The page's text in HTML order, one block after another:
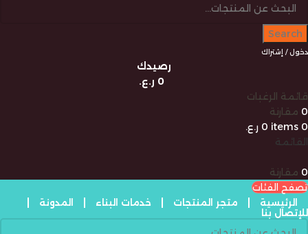
Search
دخول / إشتراك
رصيدك
0 ر.ع.
قائمة الرغبات
0 مقارنة
0
items
0 ر.ع.
القائمة
0 مقارنة
تصفح الفئات
الرئيسية
متجر المنتجات خدمات البناء
المدونة
للإتصال بنا